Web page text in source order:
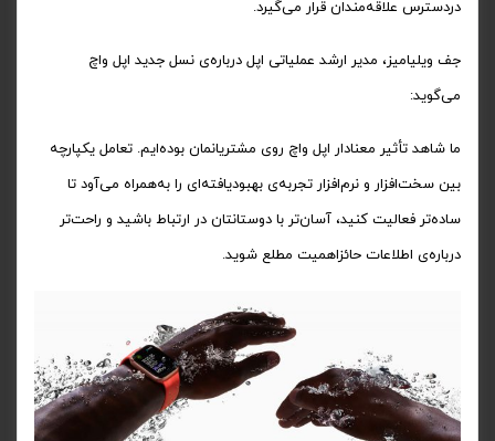
دردسترس علاقه‌مندان قرار می‌گیرد.
جف ویلیامیز، مدیر ارشد عملیاتی اپل درباره‌ی نسل جدید اپل واچ
می‌گوید:
ما شاهد تأثیر معنادار اپل واچ روی مشتریانمان بوده‌ایم. تعامل یکپارچه‌
بین سخت‌افزار و نرم‌افزار تجربه‌ی بهبود‌یافته‌ای‌ را به‌‌همراه می‌آود تا
ساده‌تر فعالیت کنید، آسان‌تر با دوستانتان در ارتباط باشید و راحت‌تر
درباره‌ی اطلاعات حائزاهمیت مطلع شوید.